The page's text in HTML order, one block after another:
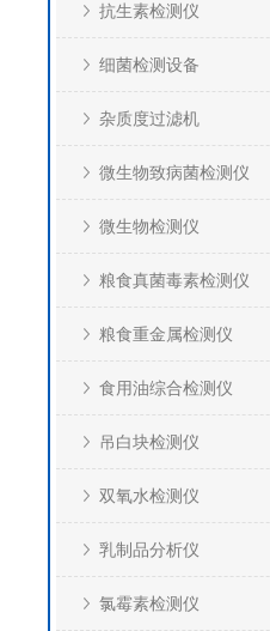
抗生素检测仪
细菌检测设备
杂质度过滤机
微生物致病菌检测仪
微生物检测仪
粮食真菌毒素检测仪
粮食重金属检测仪
食用油综合检测仪
吊白块检测仪
双氧水检测仪
乳制品分析仪
氯霉素检测仪